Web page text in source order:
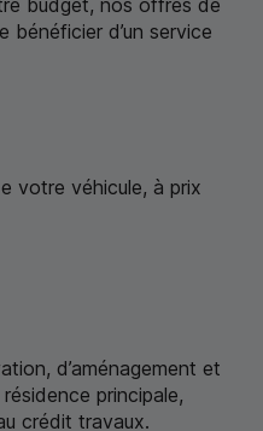
budget, nos offres de
d’un service
votre véhicule, à prix
d’aménagement et
principale,
crédit travaux.